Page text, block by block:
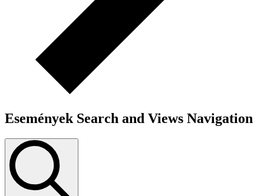
Események Search and Views Navigation